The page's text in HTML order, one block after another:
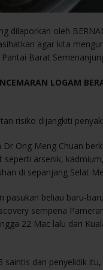
dilaporkan oleh
agar kita
Barat
LOGAM
risiko dijangkiti
Ong Meng Chuan
arsenik,
di sepanjang Selat
pasukan beliau baru-
sempena
22 Mac lalu dari
saintis dan penyelidik